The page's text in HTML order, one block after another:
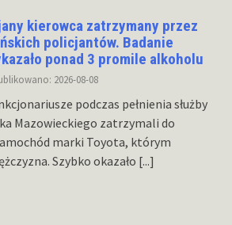
kierowca zatrzymany przez
policjantów. Badanie
ponad 3 promile alkoholu
2026-08-08
podczas pełnienia służby
Mazowieckiego zatrzymali do
marki Toyota, którym
Szybko okazało [...]